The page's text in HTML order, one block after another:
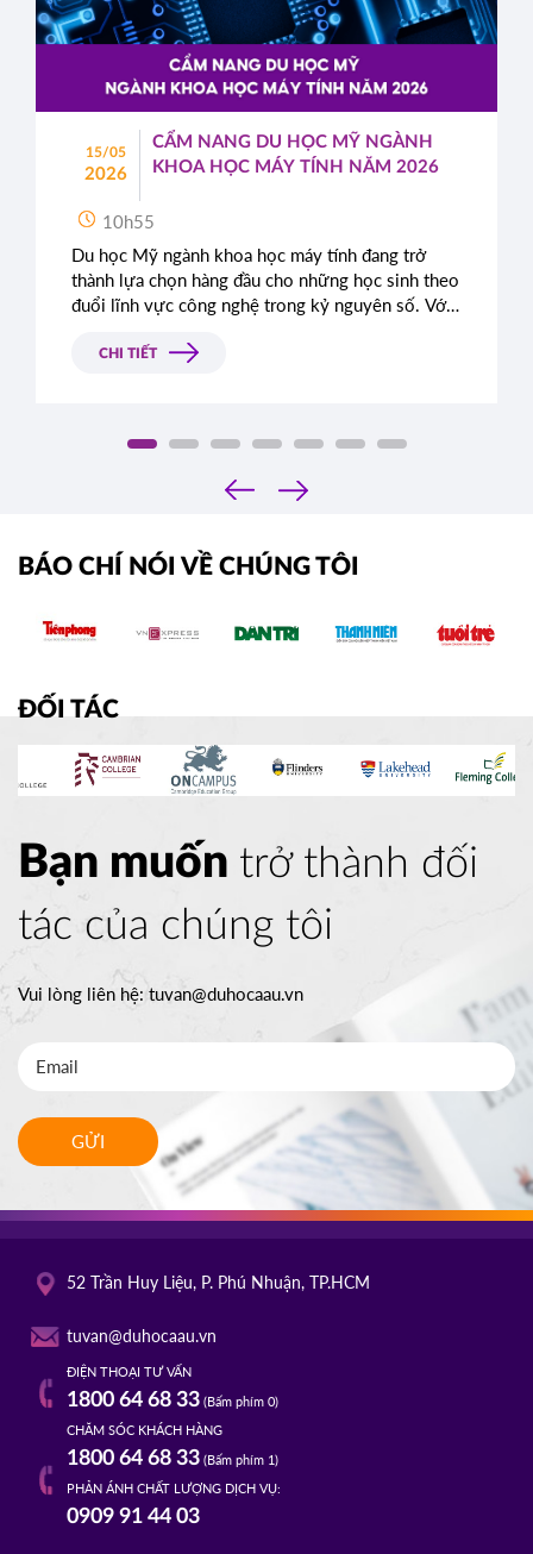
15/05
2026
CẨM NANG DU HỌC MỸ NGÀNH
KHOA HỌC MÁY TÍNH NĂM 2026
10h55
Du học Mỹ ngành khoa học máy tính đang trở
thành lựa chọn hàng đầu cho những học sinh theo
đuổi lĩnh vực công nghệ trong kỷ nguyên số. Với
tập đoàn công nghệ lớn và triển vọng nghề nghiệp
năm 2026 sẽ giúp học sinh và phụ huynh hiểu rõ
điều kiện, chi phí, cũng như chiến lược xây dựng
hồ sơ hiệu quả để gia tăng cơ hội trúng tuyển vào
CHI TIẾT
‹
›
BÁO CHÍ NÓI VỀ CHÚNG TÔI
ĐỐI TÁC
Bạn muốn trở thành đối
tác của chúng tôi
Vui lòng liên hệ:tuvan@duhocaau.vn
GỬI
52 Trần Huy Liệu, P. Phú Nhuận, TP.HCM
tuvan@duhocaau.vn
ĐIỆN THOẠI TƯ VẤN
1800 64 68 33(Bấm phím 0)
CHĂM SÓC KHÁCH HÀNG
1800 64 68 33(Bấm phím 1)
PHẢN ÁNH CHẤT LƯỢNG DỊCH VỤ:
0909 91 44 03